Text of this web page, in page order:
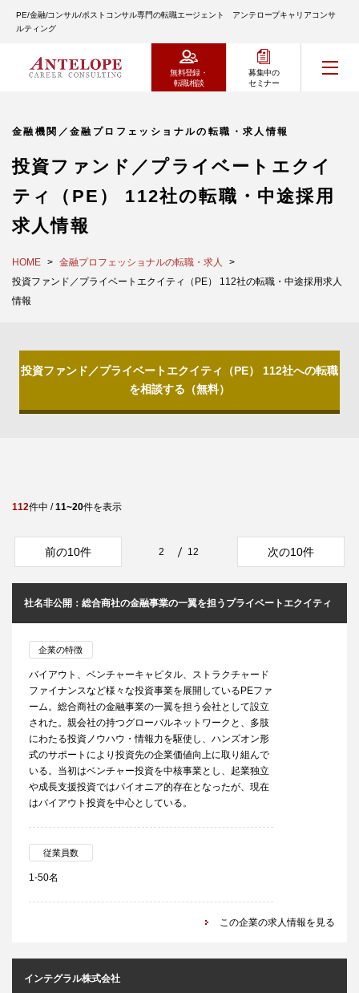
PE/金融/コンサル/ポストコンサル専門の転職エージェント アンテロープキャリアコンサ
ルティング
無料登録・
転職相談
募集中の
セミナー
金融機関／金融プロフェッショナルの転職・求人情報
投資ファンド／プライベートエクイ
ティ（PE） 112社の転職・中途採用
求人情報
HOME
金融プロフェッショナルの転職・求人
投資ファンド／プライベートエクイティ（PE） 112社の転職・中途採用求人
情報
投資ファンド／プライベートエクイティ（PE） 112社への転職
を相談する（無料）
112件中 /11~20件を表示
前の10件 2 12 次の10件
社名非公開：総合商社の金融事業の一翼を担うプライベートエクイティ
企業の特徴
バイアウト、ベンチャーキャピタル、ストラクチャード
ファイナンスなど様々な投資事業を展開しているPEファ
ーム。総合商社の金融事業の一翼を担う会社として設立
された。親会社の持つグローバルネットワークと、多肢
にわたる投資ノウハウ・情報力を駆使し、ハンズオン形
式のサポートにより投資先の企業価値向上に取り組んで
いる。当初はベンチャー投資を中核事業とし、起業独立
や成長支援投資ではパイオニア的存在となったが、現在
はバイアウト投資を中心としている。
従業員数
1-50名
この企業の求人情報を見る
インテグラル株式会社